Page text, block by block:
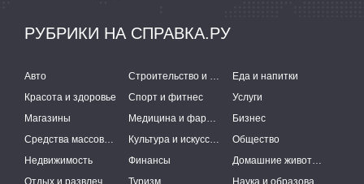
РУБРИКИ НА СПРАВКА.РУ
Авто Строительство и ремонт
Еда и напитки
Красота и здоровье
Спорт и фитнес
Услуги
Магазины
Медицина и фармацевтика
Бизнес
Средства массовой информации
Культура и искусство
Общество
Недвижимость
Финансы
Домашние животные
Туризм